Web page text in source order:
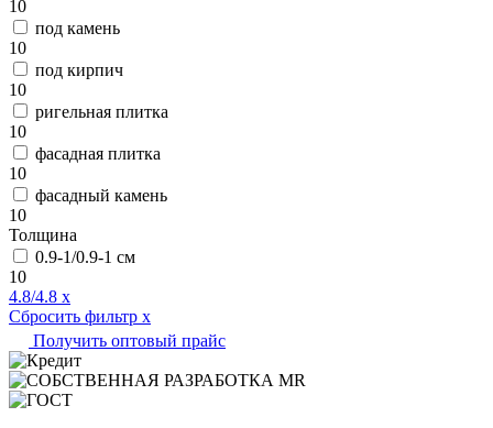
10
под камень
10
под кирпич
10
ригельная плитка
10
фасадная плитка
10
фасадный камень
10
Толщина
0.9-1/0.9-1 см
10
4.8/4.8 x
Сбросить фильтр x
Получить оптовый прайс